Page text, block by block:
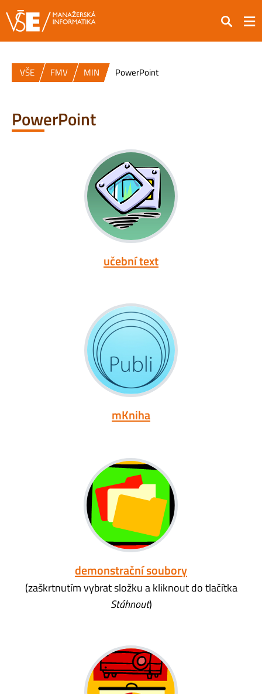
Hledat
VŠE FMV MIN PowerPoint
PowerPoint
učební text
mKniha
demonstrační soubory
(zaškrtnutím vybrat složku a kliknout do tlačítka
Stáhnout)